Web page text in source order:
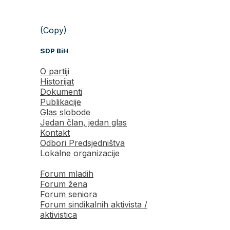
(Copy)
SDP BiH
O partiji
Historijat
Dokumenti
Publikacije
Glas slobode
Jedan član, jedan glas
Kontakt
Odbori Predsjedništva
Lokalne organizacije
Forum mladih
Forum žena
Forum seniora
Forum sindikalnih aktivista /
aktivistica